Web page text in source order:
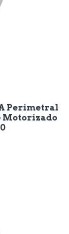
Perimetral
Motorizado